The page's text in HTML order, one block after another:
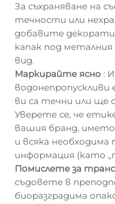
За съхраняване на
течности или
добавите
капак под
вид.
Маркирайте ясно :
ви са течни или ще
Уверете се, че
вашия бранд,
и всяка необходима
информация (като
Помислете за
съдовете в
биоразградима